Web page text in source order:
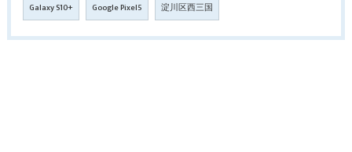
Galaxy S10+ Google Pixel5 淀川区西三国